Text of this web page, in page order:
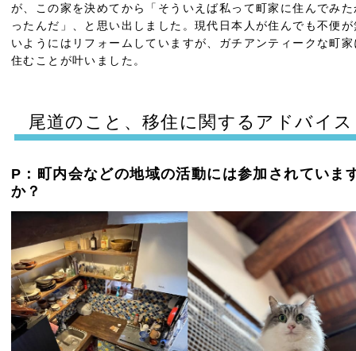
が、この家を決めてから「そういえば私って町家に住んでみた
ったんだ」、と思い出しました。現代日本人が住んでも不便が
いようにはリフォームしていますが、ガチアンティークな町家
住むことが叶いました。
尾道のこと、移住に関するアドバイス
P：町内会などの地域の活動には参加されていま
か？